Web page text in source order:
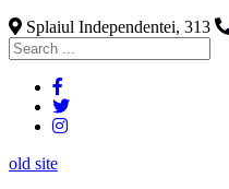
Splaiul Independentei, 313
old site